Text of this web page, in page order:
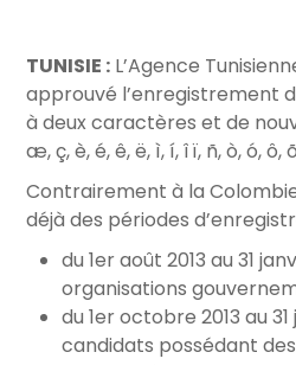
TUNISIE : L’Agence
approuvé l’enregistrement
à deux caractères et de
æ, ç, è, é, ê, ë, ì, í, î ï, ñ, ò, ó, ô,
Contrairement à la
déjà des périodes
du 1er août 2013 au 31
organisations
du 1er octobre 2013 au
candidats possédant